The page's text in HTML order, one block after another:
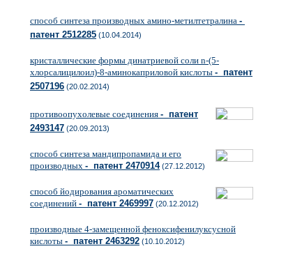
способ синтеза производных амино-метилтетралина -
патент 2512285 (10.04.2014)
кристаллические формы динатриевой соли n-(5-
хлорсалицилоил)-8-аминокаприловой кислоты - патент
2507196 (20.02.2014)
противоопухолевые соединения - патент
2493147 (20.09.2013)
способ синтеза мандипропамида и его
производных - патент 2470914(27.12.2012)
способ йодирования ароматических
соединений - патент 2469997 (20.12.2012)
производные 4-замещенной феноксифенилуксусной
кислоты - патент 2463292 (10.10.2012)